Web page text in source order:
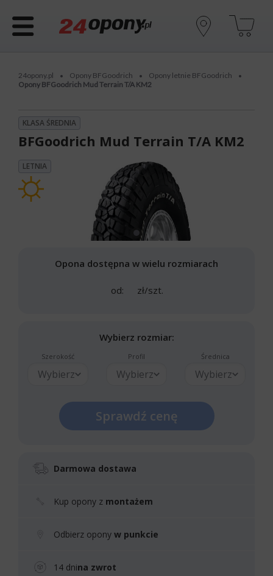
24opony.pl • Opony BFGoodrich • Opony letnie BFGoodrich •
Opony BFGoodrich Mud Terrain T/A KM2
KLASA ŚREDNIA
BFGoodrich Mud Terrain T/A KM2
LETNIA
Opona dostępna w wielu rozmiarach
od: zł/szt.
Wybierz rozmiar:
Szerokość
Wybierz
Profil
Wybierz
Średnica
Wybierz
Sprawdź cenę
Darmowa dostawa
Kup opony z montażem
Odbierz opony w punkcie
14 dnina zwrot